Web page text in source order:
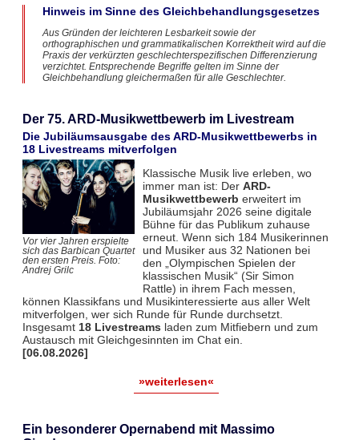
Hinweis im Sinne des Gleichbehandlungsgesetzes
Aus Gründen der leichteren Lesbarkeit sowie der
orthographischen und grammatikalischen Korrektheit wird auf die
Praxis der verkürzten geschlechterspezifischen Differenzierung
verzichtet. Entsprechende Begriffe gelten im Sinne der
Gleichbehandlung gleichermaßen für alle Geschlechter.
Der 75. ARD-Musikwettbewerb im Livestream
Die Jubiläumsausgabe des ARD-Musikwettbewerbs in
18 Livestreams mitverfolgen
Vor vier Jahren erspielte
sich das Barbican Quartet
den ersten Preis. Foto:
Andrej Grilc
Klassische Musik live erleben, wo
immer man ist: Der ARD-
Musikwettbewerb erweitert im
Jubiläumsjahr 2026 seine digitale
Bühne für das Publikum zuhause
erneut. Wenn sich 184 Musikerinnen
und Musiker aus 32 Nationen bei
den „Olympischen Spielen der
klassischen Musik“ (Sir Simon
Rattle) in ihrem Fach messen,
können Klassikfans und Musikinteressierte aus aller Welt
mitverfolgen, wer sich Runde für Runde durchsetzt.
Insgesamt 18 Livestreams laden zum Mitfiebern und zum
Austausch mit Gleichgesinnten im Chat ein.
[06.08.2026]
»weiterlesen«
Ein besonderer Opernabend mit Massimo